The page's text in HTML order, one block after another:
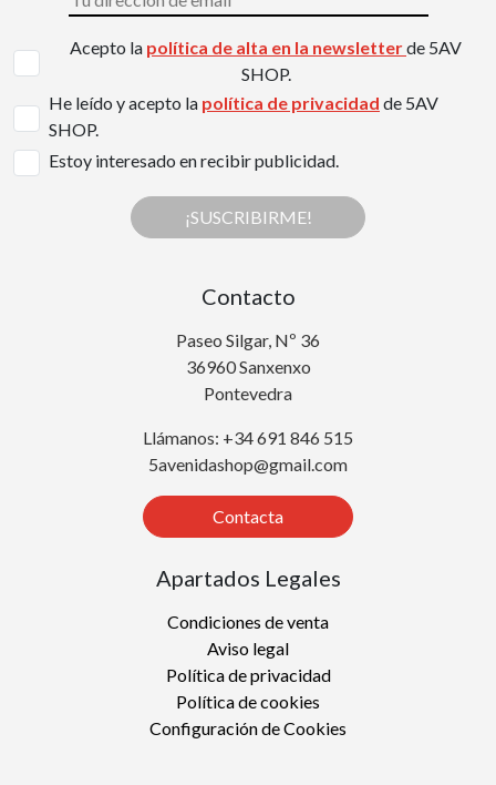
Acepto la política de alta en la newsletterde 5AV
SHOP.
He leído y acepto la política de privacidad de 5AV
SHOP.
Estoy interesado en recibir publicidad.
¡SUSCRIBIRME!
Contacto
Paseo Silgar, Nº 36
36960 Sanxenxo
Pontevedra
Llámanos: +34 691 846 515
5avenidashop@gmail.com
Contacta
Apartados Legales
Condiciones de venta
Aviso legal
Política de privacidad
Política de cookies
Configuración de Cookies